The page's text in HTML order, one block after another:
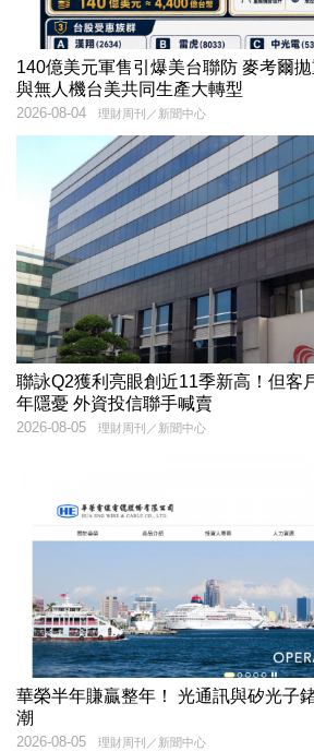
140億美元軍售引爆美台聯防 麥考爾
與無人機台美共同生產大轉型
理財周刊／新聞中心
2026-08-04
聯詠Q2獲利亮眼創近11季新高！但客
年隱憂 外資投信聯手喊賣
理財周刊／新聞中心
2026-08-05
華榮半年賺贏整年！ 光通訊與矽光子
潮
理財周刊／新聞中心
2026-08-05